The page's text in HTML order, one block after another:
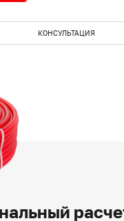
КОНСУЛЬТАЦИЯ